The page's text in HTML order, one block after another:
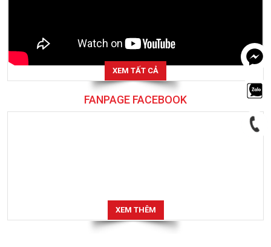
XEM TẤT CẢ
FANPAGE FACEBOOK
XEM THÊM